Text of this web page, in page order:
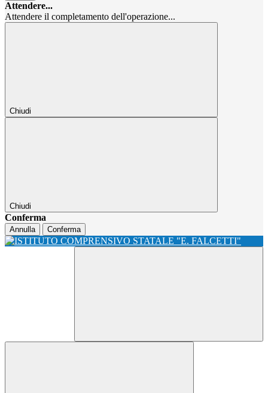
Attendere...
Attendere il completamento dell'operazione...
Chiudi
Chiudi
Conferma
Annulla Conferma